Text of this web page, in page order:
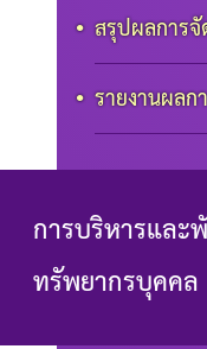
สรุปผลการ
รายงานผล
การบริหารแล
ทรัพยากรบุคคล